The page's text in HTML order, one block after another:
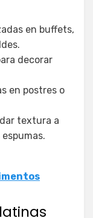
en buffets,
decorar
en postres o
textura a